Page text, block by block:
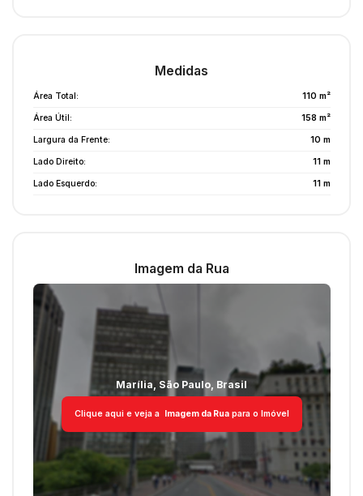
Medidas
Área Total: 110 m²
Área Útil: 158 m²
Largura da Frente: 10 m
Lado Direito: 11 m
Lado Esquerdo: 11 m
Imagem da Rua
Marília, São Paulo, Brasil
Clique aqui e veja a Imagem da Ruapara o Imóvel